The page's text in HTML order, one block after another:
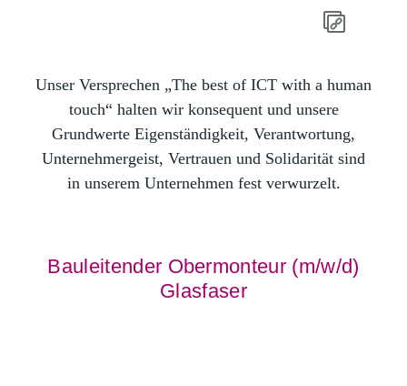
Unser Versprechen „The best of ICT with a human
touch“ halten wir konsequent und unsere
Grundwerte Eigenständigkeit, Verantwortung,
Unternehmergeist, Vertrauen und Solidarität sind
in unserem Unternehmen fest verwurzelt.
Bauleitender Obermonteur (m/w/d)
Glasfaser